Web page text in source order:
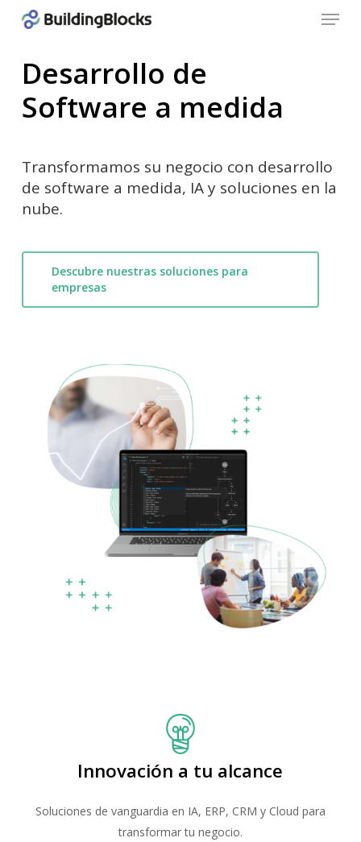
content
Menu
Desarrollo de
Software a medida
Transformamos su negocio con desarrollo
de software a medida, IA y soluciones en la
nube.
Descubre nuestras soluciones para
empresas
Innovación a tu alcance
Soluciones de vanguardia en IA, ERP, CRM y Cloud para
transformar tu negocio.